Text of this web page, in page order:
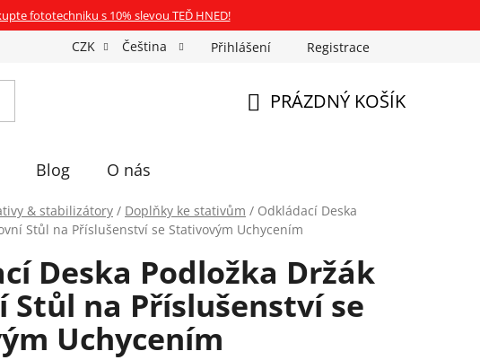
fototechniku s 10% slevou TEĎ HNED!
Eventovka Fotospin Neony na míru Průkazové Foto
CZK Čeština Přihlášení Registrace
PRÁZDNÝ KOŠÍK
Blog O nás
& stabilizátory / Doplňky ke stativům / Odkládací Deska
Stůl na Příslušenství se Stativovým Uchycením
Deska Podložka Držák
Stůl na Příslušenství se
Uchycením